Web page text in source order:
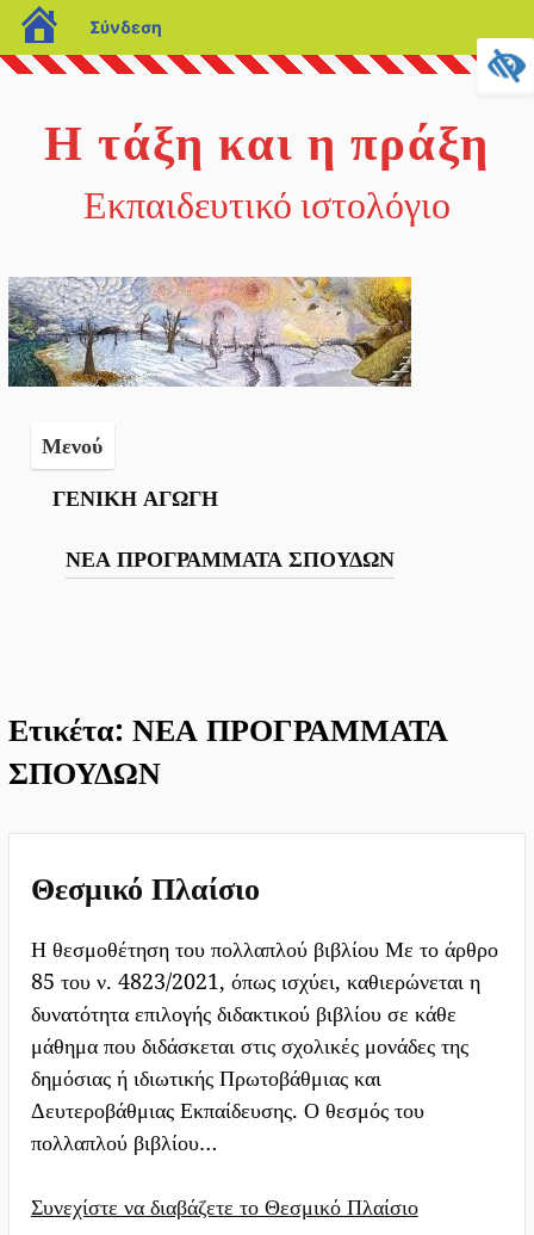
blogs.sch.gr
Σύνδεση
Μετάβαση
περιεχόμενο
Η τάξη και η πράξη
Εκπαιδευτικό ιστολόγιο
Μενού
ΓΕΝΙΚΗ ΑΓΩΓΗ
ΝΕΑ ΠΡΟΓΡΑΜΜΑΤΑ ΣΠΟΥΔΩΝ
Ετικέτα: ΝΕΑ ΠΡΟΓΡΑΜΜΑΤΑ
ΣΠΟΥΔΩΝ
Θεσμικό Πλαίσιο
Η θεσμοθέτηση του πολλαπλού βιβλίου Με το άρθρο
85 του ν. 4823/2021, όπως ισχύει, καθιερώνεται η
δυνατότητα επιλογής διδακτικού βιβλίου σε κάθε
μάθημα που διδάσκεται στις σχολικές μονάδες της
δημόσιας ή ιδιωτικής Πρωτοβάθμιας και
Δευτεροβάθμιας Εκπαίδευσης. Ο θεσμός του
πολλαπλού βιβλίου…
Συνεχίστε να διαβάζετε το Θεσμικό Πλαίσιο